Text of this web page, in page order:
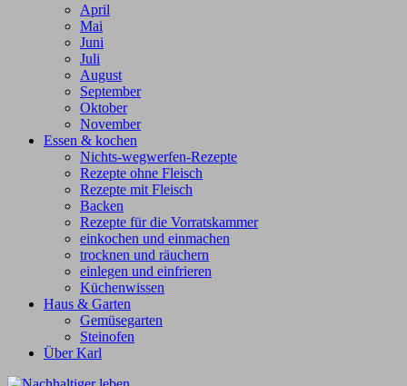
April
Mai
Juni
Juli
August
September
Oktober
November
Essen & kochen
Nichts-wegwerfen-Rezepte
Rezepte ohne Fleisch
Rezepte mit Fleisch
Backen
Rezepte für die Vorratskammer
einkochen und einmachen
trocknen und räuchern
einlegen und einfrieren
Küchenwissen
Haus & Garten
Gemüsegarten
Steinofen
Über Karl